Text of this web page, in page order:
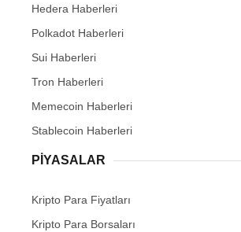
Hedera Haberleri
Polkadot Haberleri
Sui Haberleri
Tron Haberleri
Memecoin Haberleri
Stablecoin Haberleri
PIYASALAR
Kripto Para Fiyatları
Kripto Para Borsaları